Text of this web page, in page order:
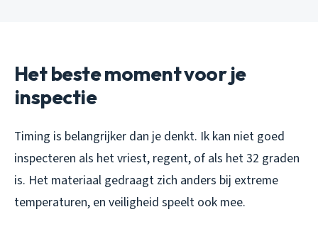
Het beste moment voor je
inspectie
Timing is belangrijker dan je denkt. Ik kan niet goed
inspecteren als het vriest, regent, of als het 32 graden
is. Het materiaal gedraagt zich anders bij extreme
temperaturen, en veiligheid speelt ook mee.